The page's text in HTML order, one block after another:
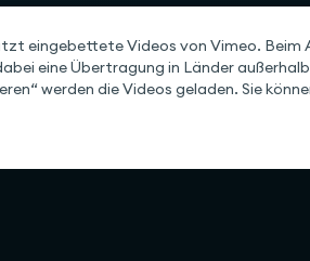
eingebettete Videos von Vimeo.
eine Übertragung in Länder
werden die Videos geladen. Sie